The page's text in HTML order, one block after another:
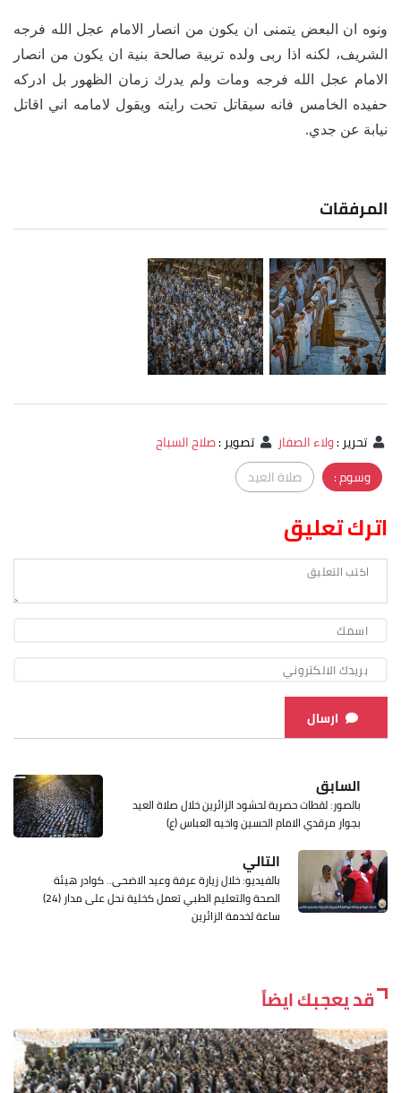
ونوه ان البعض يتمنى ان يكون من انصار الامام عجل الله فرجه
الشريف، لكنه اذا ربى ولده تربية صالحة بنية ان يكون من انصار
الامام عجل الله فرجه ومات ولم يدرك زمان الظهور بل ادركه
حفيده الخامس فانه سيقاتل تحت رايته ويقول لامامه اني اقاتل
نيابة عن جدي.
المرفقات
تحرير:ولاء الصفار تصوير:صلاح السباح
وسوم :
صلاة العيد
اترك تعليق
ارسال
السابق
بالصور: لقطات حصرية لحشود الزائرين خلال صلاة العيد
بجوار مرقدي الامام الحسين واخيه العباس (ع)
التالي
بالفيديو: خلال زيارة عرفة وعيد الاضحى.. كوادر هيئة
الصحة والتعليم الطبي تعمل كخلية نحل على مدار (24)
ساعة لخدمة الزائرين
قد يعجبك ايضاً